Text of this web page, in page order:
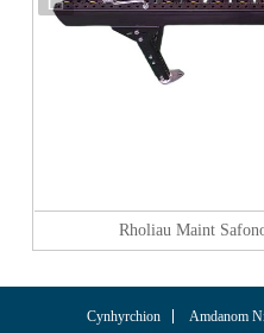
Rholiau Maint
Cynhyrchion Amdanom